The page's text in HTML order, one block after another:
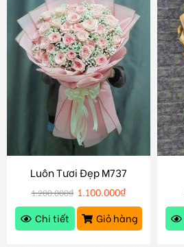
Luôn Tươi Đẹp M737
1.200.000₫ 1.100.000₫
Chi tiết
Giỏ hàng